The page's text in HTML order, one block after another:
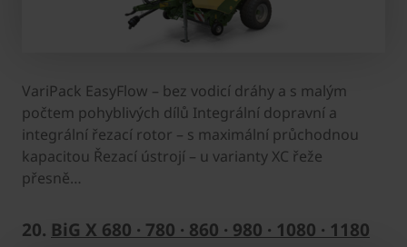
VariPack EasyFlow – bez vodicí dráhy a s malým
počtem pohyblivých dílů Integrální dopravní a
integrální řezací rotor – s maximální průchodnou
kapacitou Řezací ústrojí – u varianty XC řeže
přesně…
20. BiG X 680 · 780 · 860 · 980 · 1080 · 1180